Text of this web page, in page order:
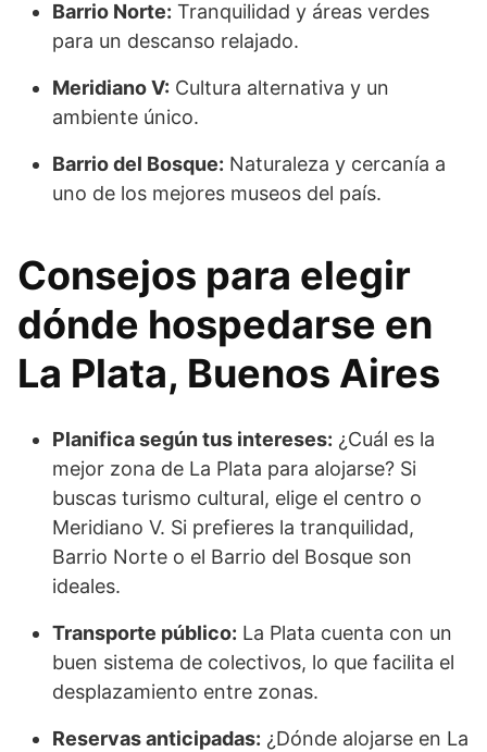
Barrio Norte: Tranquilidad y áreas verdes
para un descanso relajado.
Meridiano V: Cultura alternativa y un
ambiente único.
Barrio del Bosque: Naturaleza y cercanía a
uno de los mejores museos del país.
Consejos para elegir
dónde hospedarse en
La Plata, Buenos Aires
Planifica según tus intereses: ¿Cuál es la
mejor zona de La Plata para alojarse? Si
buscas turismo cultural, elige el centro o
Meridiano V. Si prefieres la tranquilidad,
Barrio Norte o el Barrio del Bosque son
ideales.
Transporte público: La Plata cuenta con un
buen sistema de colectivos, lo que facilita el
desplazamiento entre zonas.
Reservas anticipadas: ¿Dónde alojarse en La